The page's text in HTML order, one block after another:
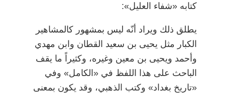
كتابه «شفاء العليل»:
يطلق ذلك ويراد أنّه ليس بمشهور كالمشاهير
الكبار مثل يحيى بن سعيد القطان وابن مهدي
وأحمد ويحيى بن معين وغيره، وكثيراً ما يقف
الباحث على هذا اللفظ في «الكامل» وفي
«تاريخ بغداد» وكتب الذهبي، وقد يكون بمعنى